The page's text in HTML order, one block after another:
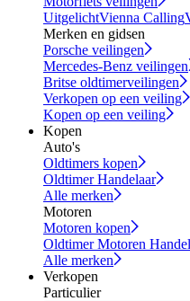
UitgelichtVienna Calling
Merken en gidsen
Porsche veilingen
Mercedes-Benz veilingen
Britse oldtimerveilingen
Verkopen op een veiling
Kopen op een veiling
Kopen
Auto's
Oldtimers kopen
Oldtimer Handelaar
Alle merken
Motoren
Motoren kopen
Oldtimer Motoren
Alle merken
Verkopen
Particulier